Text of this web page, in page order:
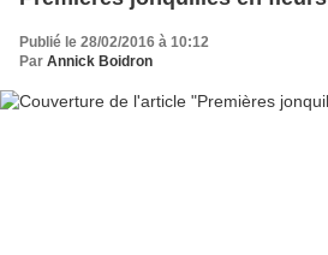
Publié le 28/02/2016 à 10:12
Par Annick Boidron